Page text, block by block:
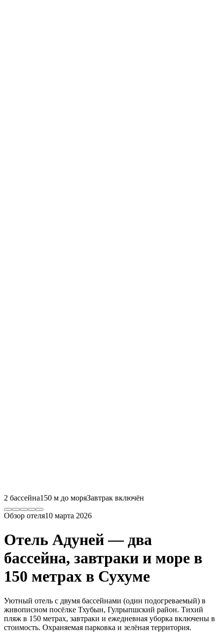
2 бассейна150 м до моряЗавтрак включён
Обзор отеля10 марта 2026
Отель Адуней — два
бассейна, завтраки и море в
150 метрах в Сухуме
Уютный отель с двумя бассейнами (один подогреваемый) в
живописном посёлке Тхубын, Гулрыпшский район. Тихий
пляж в 150 метрах, завтраки и ежедневная уборка включены в
стоимость. Охраняемая парковка и зелёная территория.